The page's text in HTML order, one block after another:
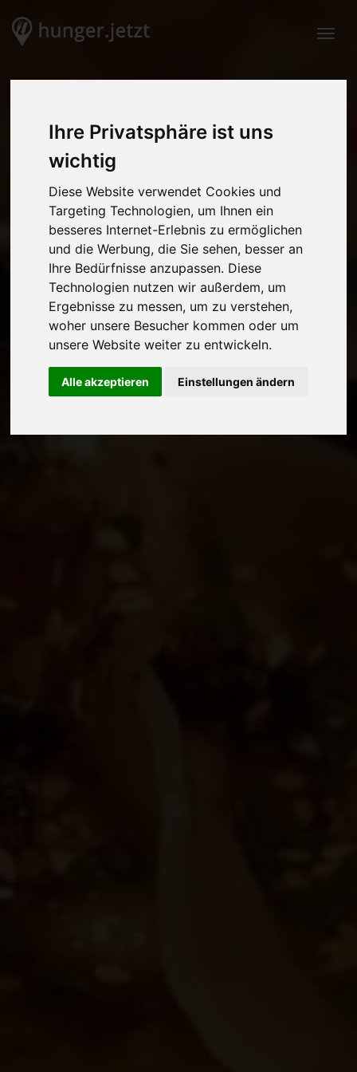
Ihre Privatsphäre ist uns
wichtig
Diese Website verwendet Cookies und
Targeting Technologien, um Ihnen ein
besseres Internet-Erlebnis zu ermöglichen
und die Werbung, die Sie sehen, besser an
Ihre Bedürfnisse anzupassen. Diese
Technologien nutzen wir außerdem, um
Ergebnisse zu messen, um zu verstehen,
woher unsere Besucher kommen oder um
unsere Website weiter zu entwickeln.
Alle akzeptieren Einstellungen ändern